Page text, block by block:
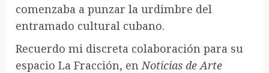
comenzaba a punzar la urdimbre del
entramado cultural cubano.
Recuerdo mi discreta colaboración para su
espacio La Fracción, enNoticias de Arte